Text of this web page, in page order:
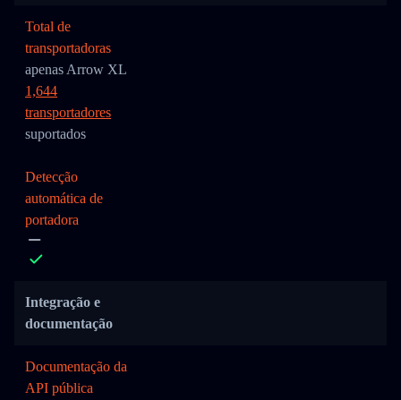
Total de
transportadoras
apenas Arrow XL
1,644
transportadores
suportados
Detecção
automática de
portadora
Integração e
documentação
Documentação da
API pública